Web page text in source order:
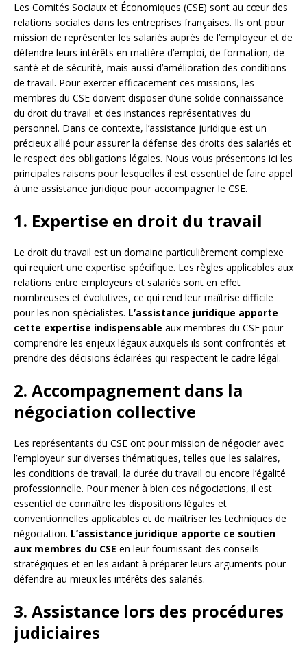
Les Comités Sociaux et Économiques (CSE) sont au cœur des
relations sociales dans les entreprises françaises. Ils ont pour
mission de représenter les salariés auprès de l’employeur et de
défendre leurs intérêts en matière d’emploi, de formation, de
santé et de sécurité, mais aussi d’amélioration des conditions
de travail. Pour exercer efficacement ces missions, les
membres du CSE doivent disposer d’une solide connaissance
du droit du travail et des instances représentatives du
personnel. Dans ce contexte, l’assistance juridique est un
précieux allié pour assurer la défense des droits des salariés et
le respect des obligations légales. Nous vous présentons ici les
principales raisons pour lesquelles il est essentiel de faire appel
à une assistance juridique pour accompagner le CSE.
1. Expertise en droit du travail
Le droit du travail est un domaine particulièrement complexe
qui requiert une expertise spécifique. Les règles applicables aux
relations entre employeurs et salariés sont en effet
nombreuses et évolutives, ce qui rend leur maîtrise difficile
pour les non-spécialistes. L’assistance juridique apporte
cette expertise indispensable aux membres du CSE pour
comprendre les enjeux légaux auxquels ils sont confrontés et
prendre des décisions éclairées qui respectent le cadre légal.
2. Accompagnement dans la
négociation collective
Les représentants du CSE ont pour mission de négocier avec
l’employeur sur diverses thématiques, telles que les salaires,
les conditions de travail, la durée du travail ou encore l’égalité
professionnelle. Pour mener à bien ces négociations, il est
essentiel de connaître les dispositions légales et
conventionnelles applicables et de maîtriser les techniques de
négociation. L’assistance juridique apporte ce soutien
aux membres du CSE en leur fournissant des conseils
stratégiques et en les aidant à préparer leurs arguments pour
défendre au mieux les intérêts des salariés.
3. Assistance lors des procédures
judiciaires